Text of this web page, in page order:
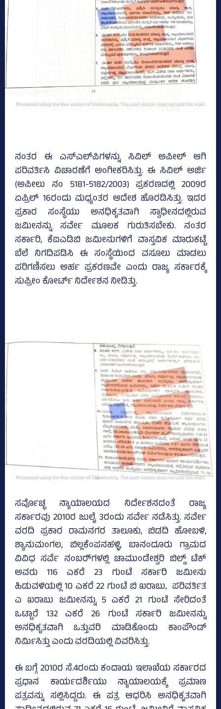
ನಂತರ ಈ ಎಸ್‌ಎಲ್‌ಪಿಗಳನ್ನು ಸಿವಿಲ್‌ ಅಪೀಲ್‌ ಆಗಿ
ಪರಿವರ್ತಿಸಿ ವಿಚಾರಣೆಗೆ ಅಂಗೀಕರಿಸಿತ್ತು. ಈ ಸಿವಿಲ್‌ ಅರ್ಜಿ
(ಅಪೀಲು ನಂ 5181-5182/2003) ಪ್ರಕರಣದಲ್ಲಿ 2009ರ
ಏಪ್ರಿಲ್‌ 16ರಂದು ಮಧ್ಯಂತರ ಆದೇಶ ಹೊರಡಿಸಿತ್ತು. ಇದರ
ಪ್ರಕಾರ ಸಂಸ್ಥೆಯು ಅನಧಿಕೃತವಾಗಿ ಸ್ವಾಧೀನದಲ್ಲಿರುವ
ಜಮೀನನ್ನು ಸರ್ವೇ ಮೂಲಕ ಗುರುತಿಸಬೇಕು. ನಂತರ
ಸರ್ಕಾರಿ, ಕೆಐಎಡಿಬಿ ಜಮೀನುಗಳಿಗೆ ವಾಸ್ತವಿಕ ಮಾರುಕಟ್ಟೆ
ಬೆಲೆ ನಿಗದಿಪಡಿಸಿ ಈ ಸಂಸ್ಥೆಯಿಂದ ವಸೂಲು ಮಾಡಲು
ಪರಿಗಣಿಸಲು ಅರ್ಹ ಪ್ರಕರಣವೇ ಎಂದು ರಾಜ್ಯ ಸರ್ಕಾರಕ್ಕೆ
ಸುಪ್ರೀಂ ಕೋರ್ಟ್‌ ನಿರ್ದೇಶನ ನೀಡಿತ್ತು.
ಸರ್ವೊಚ್ಛ ನ್ಯಾಯಾಲಯದ ನಿರ್ದೇಶನದಂತೆ ರಾಜ್ಯ
ಸರ್ಕಾರವು 2010ರ ಜುಲೈ 3ರಂದು ಸರ್ವೇ ನಡೆಸಿತ್ತು. ಸರ್ವೇ
ವರದಿ ಪ್ರಕಾರ ರಾಮನಗರ ತಾಲೂಕು, ಬಿಡದಿ ಹೋಬಳಿ,
ಶ್ಯಾನುಮಂಗಲ, ಬಿಲ್ಲಕೆಂಪನಹಳ್ಳಿ, ಬಾನಂದೂರು ಗ್ರಾಮದ
ವಿವಿಧ ಸರ್ವೆ ನಂಬರ್‍‌ಗಳಲ್ಲಿ ಚಾಮುಂಡೇಶ್ವರಿ ಬಿಲ್ಡ್‌ ಟೆಕ್‌
ಅವರು 116 ಎಕರೆ 23 ಗುಂಟೆ ಸರ್ಕಾರಿ ಜಮೀನು
ಹಿಡುವಳಿಯಲ್ಲಿ 10 ಎಕರೆ 22 ಗುಂಟೆ ಬಿ ಖರಾಬು, ಪರಿವರ್ತಿತ
ಎ ಖರಾಬು ಜಮೀನನ್ನು 5 ಎಕರೆ 21 ಗುಂಟೆ ಸೇರಿದಂತೆ
ಒಟ್ಟಾರೆ 132 ಎಕರೆ 26 ಗುಂಟೆ ಸರ್ಕಾರಿ ಜಮೀನನ್ನು
ಅನಧಿಕೃತವಾಗಿ ಒತ್ತುವರಿ ಮಾಡಿಕೊಂಡು ಕಾಂಪೌಂಡ್
ನಿರ್ಮಿಸಿತ್ತು ಎಂದು ವರದಿಯಲ್ಲಿ ವಿವರಿಸಿತ್ತು.
ಈ ಬಗ್ಗೆ 2010ರ ಸೆ.4ರಂದು ಕಂದಾಯ ಇಲಾಖೆಯ ಸರ್ಕಾರದ
ಪ್ರಧಾನ ಕಾರ್ಯದರ್ಶಿಯು ನ್ಯಾಯಾಲಯಕ್ಕೆ ಪ್ರಮಾಣ
ಪತ್ರವನ್ನು ಸಲ್ಲಿಸಿದ್ದರು. ಈ ಪತ್ರ ಆಧರಿಸಿ ಅನಧಿಕೃತವಾಗಿ